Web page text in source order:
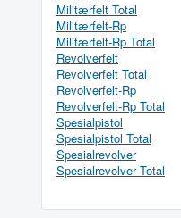
Militærfelt Total
Militærfelt-Rp
Militærfelt-Rp Total
Revolverfelt
Revolverfelt Total
Revolverfelt-Rp
Revolverfelt-Rp Total
Spesialpistol
Spesialpistol Total
Spesialrevolver
Spesialrevolver Total